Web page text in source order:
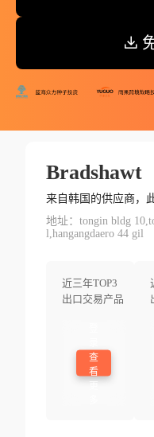
Bradshawt
来自韩国的供应商，
地址：tongin bldg
l,hangangdaero 44 gil
近三年TOP3
出口交易产品
查
看